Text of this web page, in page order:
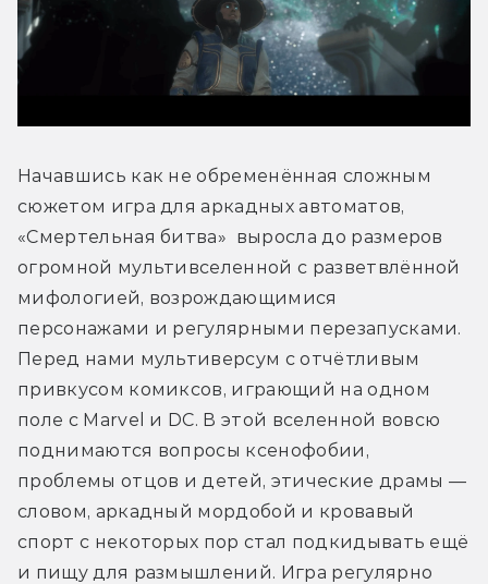
Начавшись как не обременённая сложным
сюжетом игра для аркадных автоматов,
«Смертельная битва»  выросла до размеров
огромной мультивселенной с разветвлённой
мифологией, возрождающимися
персонажами и регулярными перезапусками.
Перед нами мультиверсум с отчётливым
привкусом комиксов, играющий на одном
поле с Marvel и DC. В этой вселенной вовсю
поднимаются вопросы ксенофобии,
проблемы отцов и детей, этические драмы —
словом, аркадный мордобой и кровавый
спорт с некоторых пор стал подкидывать ещё
и пищу для размышлений. Игра регулярно